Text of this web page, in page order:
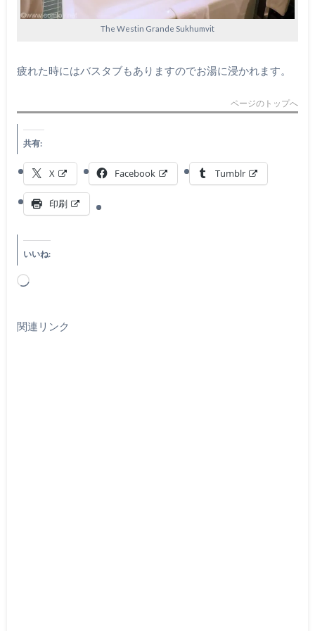
The Westin Grande Sukhumvit
疲れた時にはバスタブもありますのでお湯に浸かれます。
ページのトップへ
共有:
X Facebook Tumblr
印刷
いいね:
読
み
関連リンク